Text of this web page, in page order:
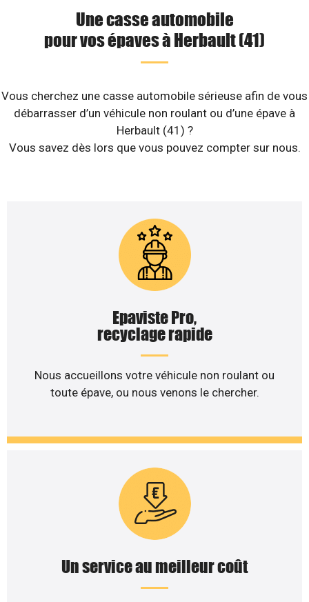
Une casse automobile
pour vos épaves à Herbault (41)
Vous cherchez une casse automobile sérieuse afin de vous
débarrasser d’un véhicule non roulant ou d’une épave à
Herbault (41) ?
Vous savez dès lors que vous pouvez compter sur nous.
Epaviste Pro,
recyclage rapide
Nous accueillons votre véhicule non roulant ou
toute épave, ou nous venons le chercher.
Un service au meilleur coût